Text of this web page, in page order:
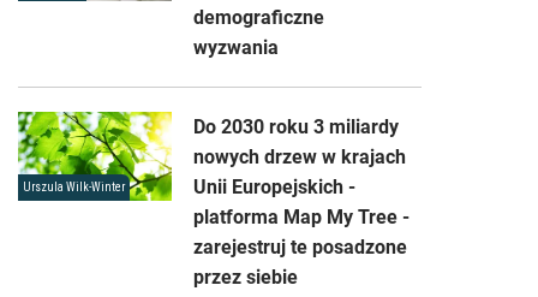
demograficzne
wyzwania
Urszula Wilk-Winter
Do 2030 roku 3 miliardy
nowych drzew w krajach
Unii Europejskich -
platforma Map My Tree -
zarejestruj te posadzone
przez siebie